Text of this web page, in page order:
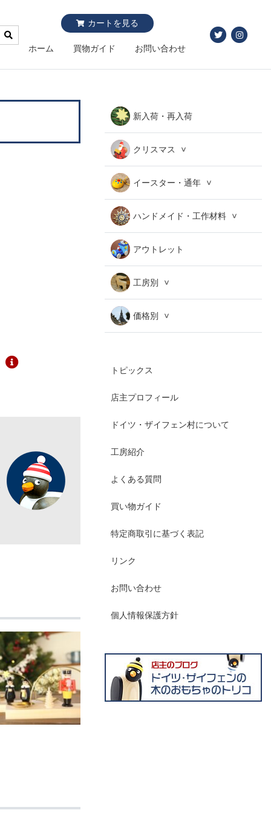
カートを見る
ホーム 買物ガイド お問い合わせ
新入荷・再入荷
クリスマス
イースター・通年
ハンドメイド・工作材料
アウトレット
工房別
価格別
トピックス
店主プロフィール
ドイツ・ザイフェン村について
工房紹介
よくある質問
買い物ガイド
特定商取引に基づく表記
リンク
お問い合わせ
個人情報保護方針